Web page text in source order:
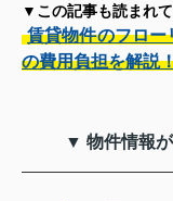
▼この記事も読まれ
賃貸物件のフロー
の費用負担を解説
▼ 物件情報